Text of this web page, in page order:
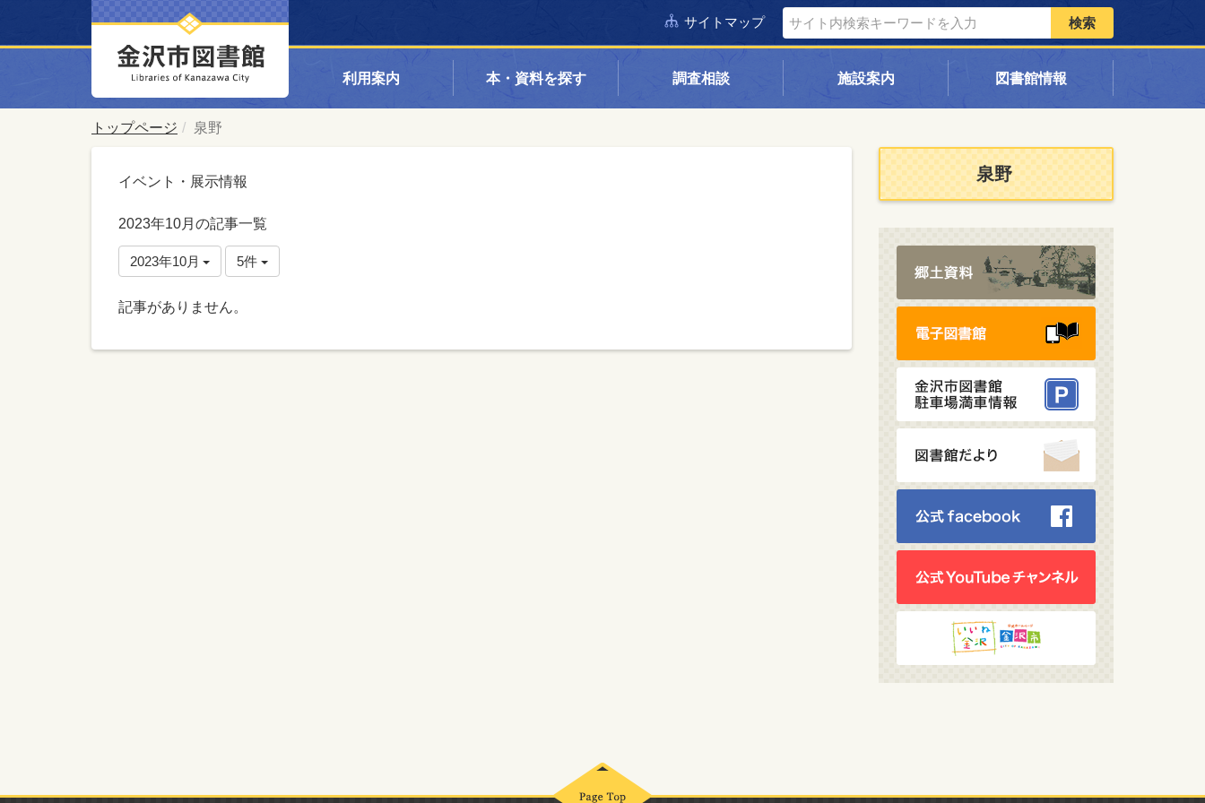
サイトマップ 検索
利用案内 本・資料を探す 調査相談 施設案内 図書館情報
トップページ 泉野
イベント・展示情報
2023年10月の記事一覧
2023年10月 5件
記事がありません。
泉野